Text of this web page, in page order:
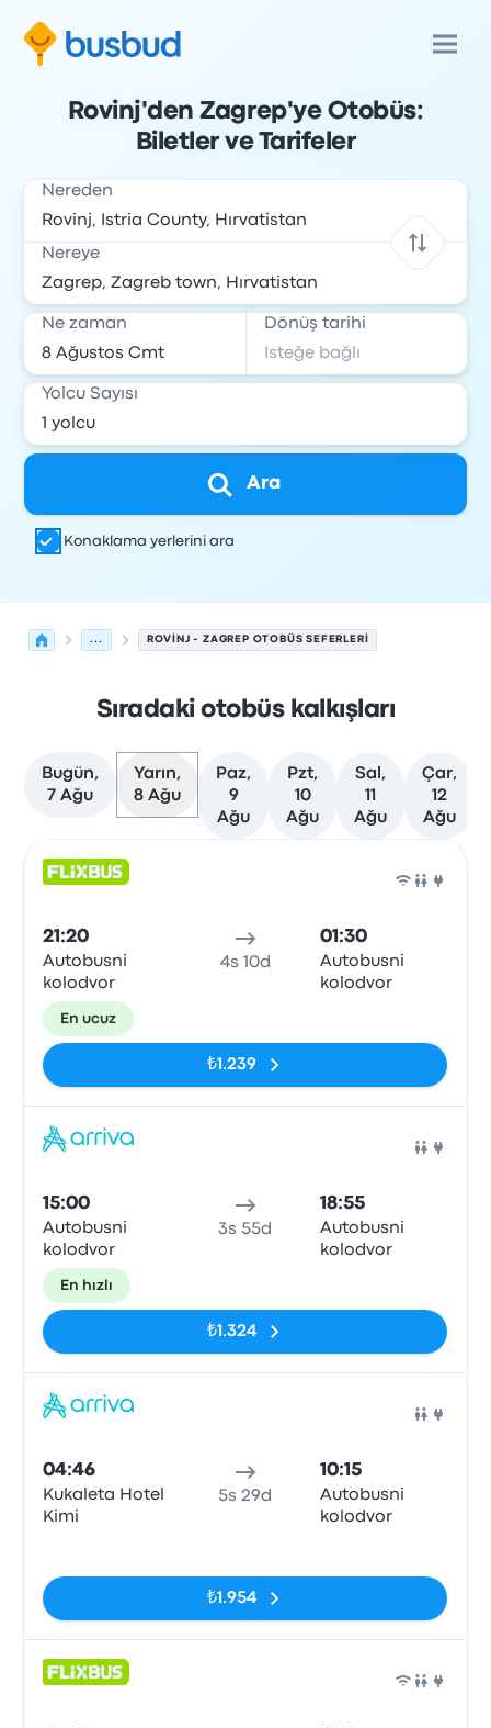
Rovinj'den Zagrep'ye Otobüs:
Biletler ve Tarifeler
Nereden
Nereye
Ne zaman Dönüş tarihi
Yolcu Sayısı
Ara
Konaklama yerlerini ara
... ROVINJ - ZAGREP OTOBÜS SEFERLERI
Sıradaki otobüs kalkışları
Bugün,
7 Ağu
Yarın,
8 Ağu
Paz,
9
Ağu
Pzt,
10
Ağu
Sal,
11
Ağu
Çar,
12
Ağu
21:20
Autobusni
kolodvor
4s 10d
01:30
Autobusni
kolodvor
En ucuz
₺1.239
15:00
Autobusni
kolodvor
3s 55d
18:55
Autobusni
kolodvor
En hızlı
₺1.324
04:46
Kukaleta Hotel
Kimi
5s 29d
10:15
Autobusni
kolodvor
₺1.954